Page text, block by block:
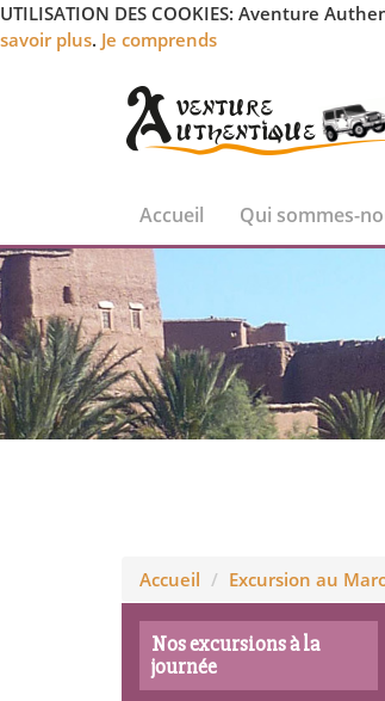
UTILISATION DES COOKIES: Aventure
savoir plus. Je comprends
Accueil Qui sommes-
Accueil Excursion au
Nos excursions à la
journée